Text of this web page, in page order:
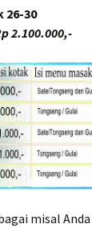
26-30
2.100.000,-
misal